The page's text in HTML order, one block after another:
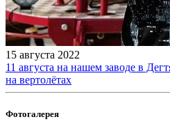
15 августа 2022
11 августа на нашем заводе в
на вертолётах
Фотогалерея